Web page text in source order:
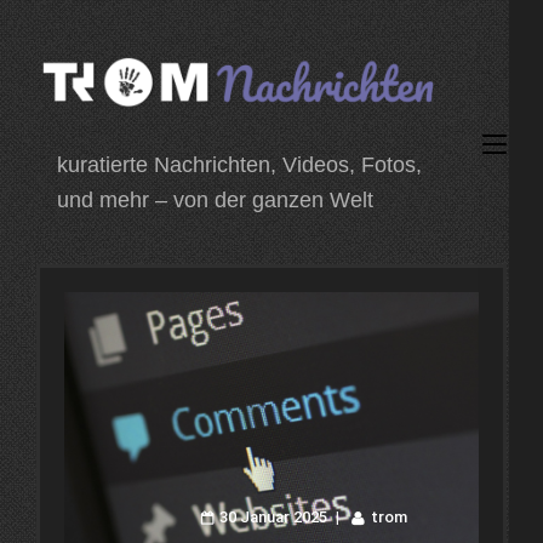
Zum
Inhalt
springen
drücken)
kuratierte Nachrichten, Videos, Fotos,
und mehr – von der ganzen Welt
30 Januar 2025 trom